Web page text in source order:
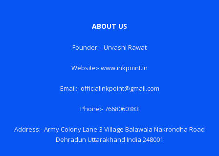
ABOUT US
Founder: - Urvashi Rawat
Website:- www.inkpoint.in
Email:- officialinkpoint@gmail.com
Phone:- 7668060383
Address:- Army Colony Lane-3 Village Balawala Nakrondha Road
Dehradun Uttarakhand India 248001